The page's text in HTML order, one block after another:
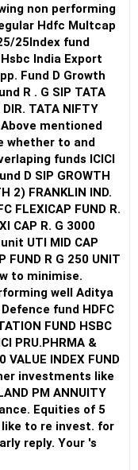
non performing
Hdfc Multcap
R . G SIP TATA
TATA NIFTY
Above mentioned
whether to and
funds ICICI
D SIP GROWTH
to minimise.
well Aditya
FUND HSBC
PRU.PHRMA &
VALUE INDEX FUND
PM ANNUITY
Equities of 5